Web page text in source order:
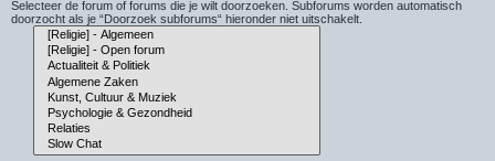
Selecteer de forum of forums die je wilt doorzoeken. Subforums worden automatisch
doorzocht als je “Doorzoek subforums“ hieronder niet uitschakelt.